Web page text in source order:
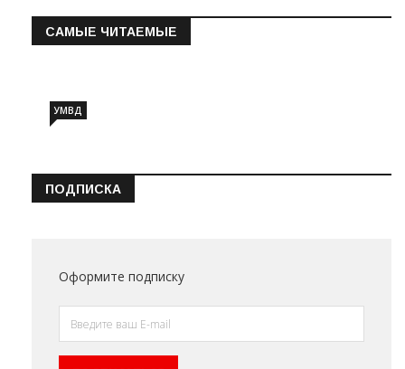
САМЫЕ ЧИТАЕМЫЕ
УМВД
ПОДПИСКА
Оформите подписку